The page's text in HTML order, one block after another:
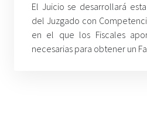
El Juicio se desarrollará
del Juzgado con
en el que los Fiscales
necesarias para obtener un